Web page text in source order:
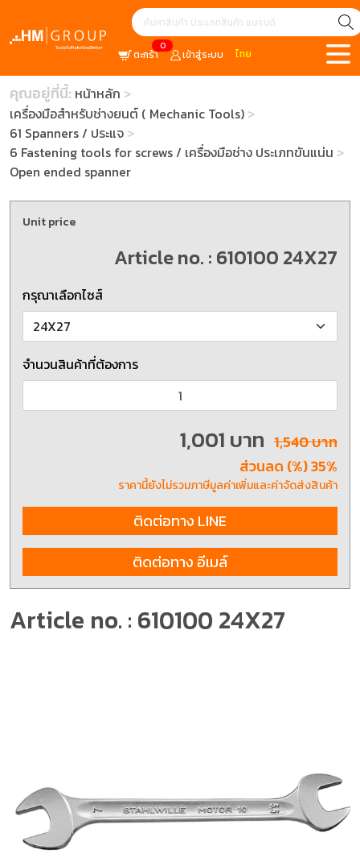
0
ตะกร้า เข้าสู่ระบบ ไทย
คุณอยู่ที่นี้: หน้าหลัก
เครื่องมือสำหรับช่างยนต์ ( Mechanic Tools)
61 Spanners / ประแจ
6 Fastening tools for screws / เครื่องมือช่าง ประเภทขันแน่น
Open ended spanner
Article no. : 610100 24X27
Unit price
Article no. : 610100 24X27
กรุณาเลือกไซส์
จำนวนสินค้าที่ต้องการ
1,001 บาท 1,540 บาท
ส่วนลด (%) 35%
ราคานี้ยังไม่รวมภาษีมูลค่าเพิ่มและค่าจัดส่งสินค้า
ติดต่อทาง LINE
ติดต่อทาง อีเมล์